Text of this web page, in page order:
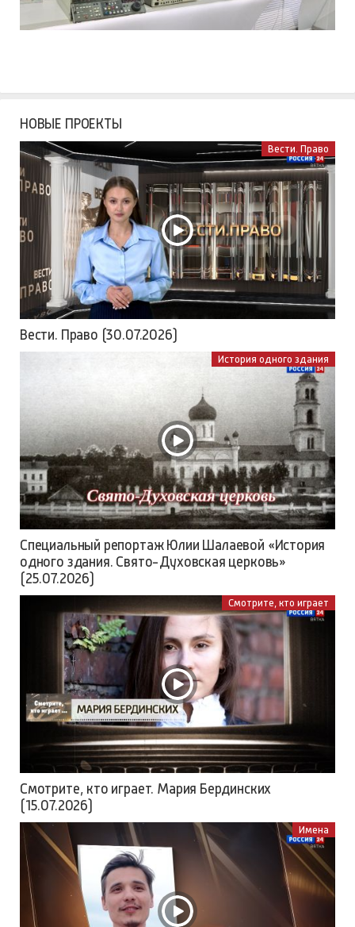
НОВЫЕ ПРОЕКТЫ
Вести. Право
Вести. Право (30.07.2026)
История одного здания
Специальный репортаж Юлии Шалаевой «История
одного здания. Свято-Духовская церковь»
(25.07.2026)
Смотрите, кто играет
Смотрите, кто играет. Мария Бердинских
(15.07.2026)
Имена